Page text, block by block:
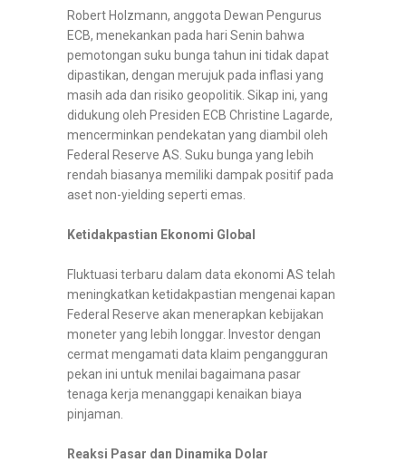
Robert Holzmann, anggota Dewan Pengurus
ECB, menekankan pada hari Senin bahwa
pemotongan suku bunga tahun ini tidak dapat
dipastikan, dengan merujuk pada inflasi yang
masih ada dan risiko geopolitik. Sikap ini, yang
didukung oleh Presiden ECB Christine Lagarde,
mencerminkan pendekatan yang diambil oleh
Federal Reserve AS. Suku bunga yang lebih
rendah biasanya memiliki dampak positif pada
aset non-yielding seperti emas.
Ketidakpastian Ekonomi Global
Fluktuasi terbaru dalam data ekonomi AS telah
meningkatkan ketidakpastian mengenai kapan
Federal Reserve akan menerapkan kebijakan
moneter yang lebih longgar. Investor dengan
cermat mengamati data klaim pengangguran
pekan ini untuk menilai bagaimana pasar
tenaga kerja menanggapi kenaikan biaya
pinjaman.
Reaksi Pasar dan Dinamika Dolar